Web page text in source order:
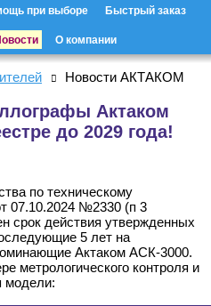
при выборе Быстрый заказ
О компании
Новости АКТАКОМ
Актаком
до 2029 года!
по техническому
07.10.2024 №2330 (п 3
срок действия утвержденных
5 лет на
Актаком АСК-3000.
метрологического контроля и
модели: